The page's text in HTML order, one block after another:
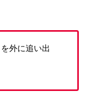
を外に追い出